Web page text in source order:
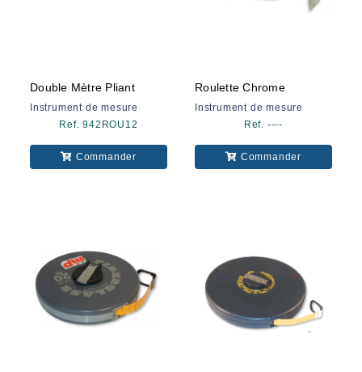
Double Mètre Pliant
Instrument de mesure
Ref. 942ROU12
Commander
Roulette Chrome
Instrument de mesure
Ref. ----
Commander